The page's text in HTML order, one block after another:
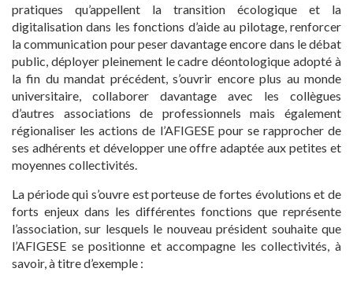
pratiques qu’appellent la transition écologique et la
digitalisation dans les fonctions d’aide au pilotage, renforcer
la communication pour peser davantage encore dans le débat
public, déployer pleinement le cadre déontologique adopté à
la fin du mandat précédent, s’ouvrir encore plus au monde
universitaire, collaborer davantage avec les collègues
d’autres associations de professionnels mais également
régionaliser les actions de l’AFIGESE pour se rapprocher de
ses adhérents et développer une offre adaptée aux petites et
moyennes collectivités.
La période qui s’ouvre est porteuse de fortes évolutions et de
forts enjeux dans les différentes fonctions que représente
l’association, sur lesquels le nouveau président souhaite que
l’AFIGESE se positionne et accompagne les collectivités, à
savoir, à titre d’exemple :